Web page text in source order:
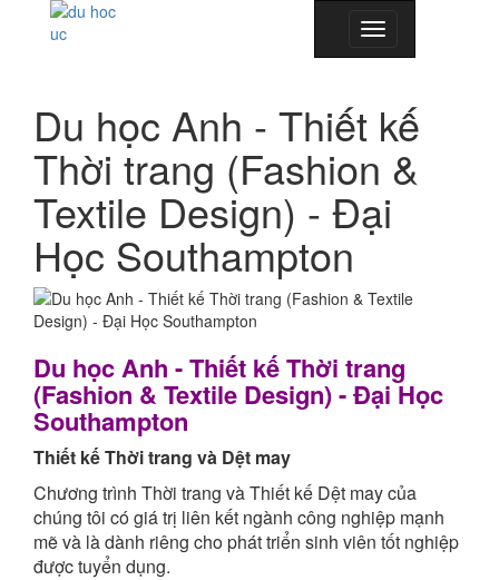
Toggle
navigation
Du học Anh - Thiết kế
Thời trang (Fashion &
Textile Design) - Đại
Học Southampton
Du học Anh - Thiết kế Thời trang
(Fashion & Textile Design) - Đại Học
Southampton
Thiết kếThời trang và Dệt may
Chương trình Thời trang và Thiết kế Dệt may của
chúng tôi có giá trị liên kết ngành công nghiệp mạnh
mẽ và là dành riêng cho phát triển sinh viên tốt nghiệp
được tuyển dụng.